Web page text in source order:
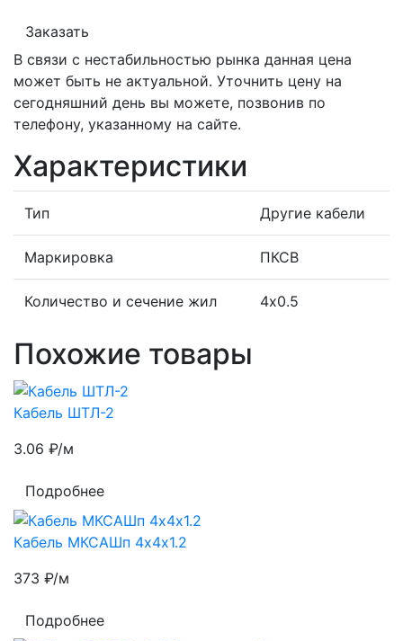
Заказать
В связи с нестабильностью рынка данная цена
может быть не актуальной. Уточнить цену на
сегодняшний день вы можете, позвонив по
телефону, указанному на сайте.
Характеристики
Тип Другие кабели
Маркировка ПКСВ
Количество и сечение жил 4х0.5
Похожие товары
Кабель ШТЛ-2
3.06 ₽/м
Подробнее
Кабель МКСАШп 4х4х1.2
373 ₽/м
Подробнее